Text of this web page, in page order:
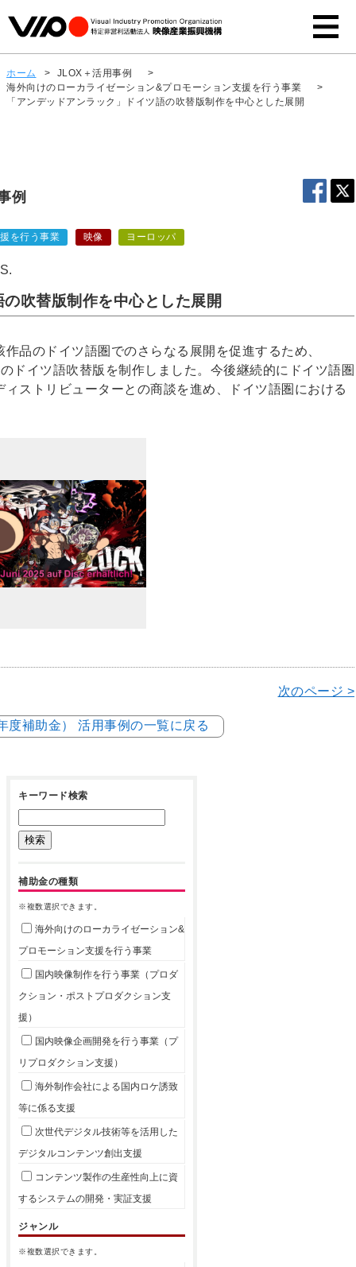
ホーム > JLOX＋活用事例
>
海外向けのローカライゼーション&プロモーション支援を行う事業
>
「アンデッドアンラック」ドイツ語の吹替版制作を中心とした展開
例
を行う事業 映像 ヨーロッパ
吹替版制作を中心とした展開
品のドイツ語圏でのさらなる展開を促進するため、
ドイツ語吹替版を制作しました。今後継続的にドイツ語圏
ストリビューターとの商談を進め、ドイツ語圏における
次のページ >
度補助金） 活用事例の一覧に戻る
キーワード検索
補助金の種類
※複数選択できます。
海外向けのローカライゼーション&
プロモーション支援を行う事業
国内映像制作を行う事業（プロダ
クション・ポストプロダクション支
援）
国内映像企画開発を行う事業（プ
リプロダクション支援）
海外制作会社による国内ロケ誘致
等に係る支援
次世代デジタル技術等を活用した
デジタルコンテンツ創出支援
コンテンツ製作の生産性向上に資
するシステムの開発・実証支援
ジャンル
※複数選択できます。